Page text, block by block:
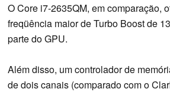
O Core i7-2635QM, em comparação,
freqüência maior de Turbo Boost de
parte do GPU.
Além disso, um controlador de
de dois canais (comparado com o